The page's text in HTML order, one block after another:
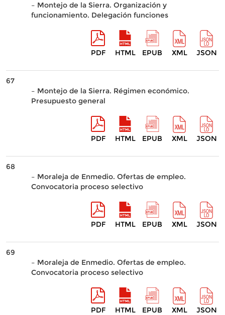
– Montejo de la Sierra. Organización y
funcionamiento. Delegación funciones
PDF HTML EPUB XML JSON
67
– Montejo de la Sierra. Régimen económico.
Presupuesto general
PDF HTML EPUB XML JSON
68
– Moraleja de Enmedio. Ofertas de empleo.
Convocatoria proceso selectivo
PDF HTML EPUB XML JSON
69
– Moraleja de Enmedio. Ofertas de empleo.
Convocatoria proceso selectivo
PDF HTML EPUB XML JSON